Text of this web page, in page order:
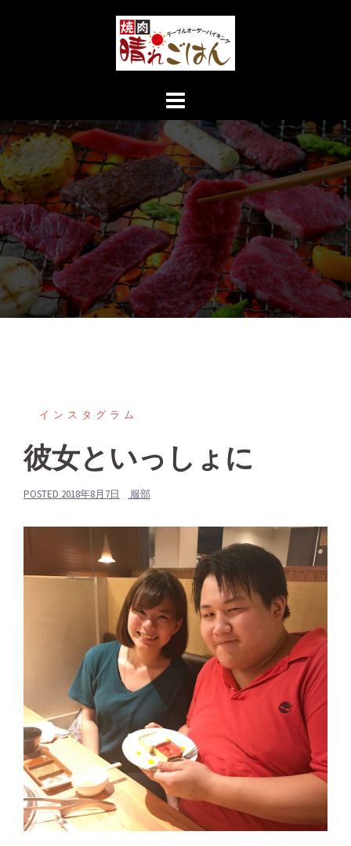
ス
キ
ッ
プ
インスタグラム
彼女といっしょに
POSTED 2018年8月7日 服部